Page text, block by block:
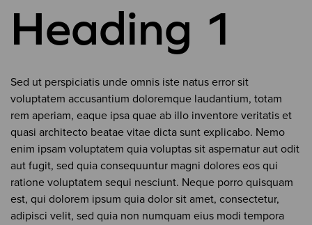
Heading 1
Sed ut perspiciatis unde omnis iste natus error sit
voluptatem accusantium doloremque laudantium, totam
rem aperiam, eaque ipsa quae ab illo inventore veritatis et
quasi architecto beatae vitae dicta sunt explicabo. Nemo
enim ipsam voluptatem quia voluptas sit aspernatur aut odit
aut fugit, sed quia consequuntur magni dolores eos qui
ratione voluptatem sequi nesciunt. Neque porro quisquam
est, qui dolorem ipsum quia dolor sit amet, consectetur,
adipisci velit, sed quia non numquam eius modi tempora